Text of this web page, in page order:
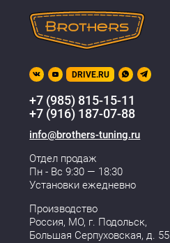
DRIVE.RU
+7 (985) 815-15-11
+7 (916) 187-07-88
info@brothers-tuning.ru
Отдел продаж
Пн - Вс 9:30 — 18:30
Установки ежедневно
Производство
Россия, МО, г. Подольск,
Большая Серпуховская, д. 55